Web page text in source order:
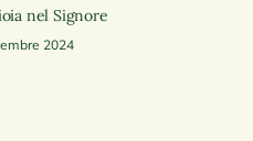
nel Signore
2024